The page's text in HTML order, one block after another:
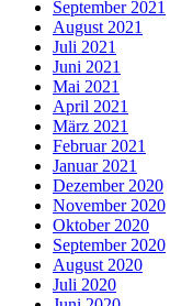
September 2021
August 2021
Juli 2021
Juni 2021
Mai 2021
April 2021
März 2021
Februar 2021
Januar 2021
Dezember 2020
November 2020
Oktober 2020
September 2020
August 2020
Juli 2020